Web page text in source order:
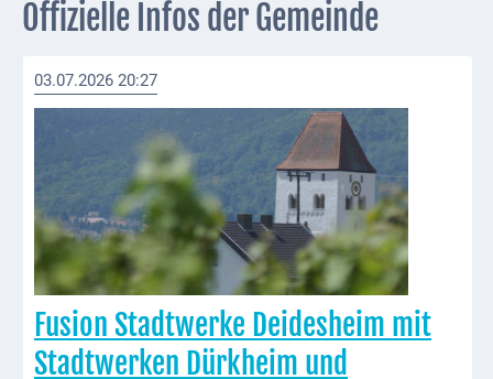
Externe
Gottesdienste
und
Versorgung
Baumaßnahmen
Abfallentsorgung
Energieversorgung
Offizielle Infos der Gemeinde
03.07.2026 20:27
Fusion Stadtwerke Deidesheim mit
Stadtwerken Dürkheim und